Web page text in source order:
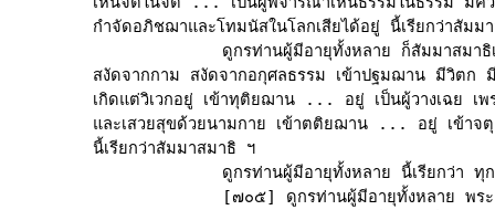
กำจัดอภิชฌาและโทมนัสในโลกเสียได้อยู่ นี้เรียกว่าสัมม
ดูกรท่านผู้มีอายุทั้งหลาย ก็สัมมาสมา
สงัดจากกาม สงัดจากอกุศลธรรม เข้าปฐมฌาน มีวิตก
เกิดแต่วิเวกอยู่ เข้าทุติยฌาน ... อยู่ เป็นผู้วางเฉย เ
และเสวยสุขด้วยนามกาย เข้าตติยฌาน ... อยู่ เข้
นี้เรียกว่าสัมมาสมาธิ ฯ
ดูกรท่านผู้มีอายุทั้งหลาย นี้เรียกว่า
[๗๐๕] ดูกรท่านผู้มีอายุทั้งหลาย พ